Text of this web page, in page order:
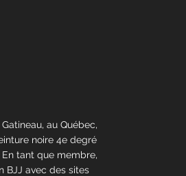
au Québec,
noire 4e degré
tant que membre,
BJJ avec des sites